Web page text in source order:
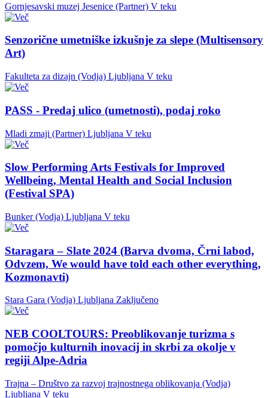
Gornjesavski muzej Jesenice (Partner) V teku
Senzorične umetniške izkušnje za slepe (Multisensory
Art)
Fakulteta za dizajn (Vodja) Ljubljana V teku
PASS - Predaj ulico (umetnosti), podaj roko
Mladi zmaji (Partner) Ljubljana V teku
Slow Performing Arts Festivals for Improved
Wellbeing, Mental Health and Social Inclusion
(Festival SPA)
Bunker (Vodja) Ljubljana V teku
Staragara – Slate 2024 (Barva dvoma, Črni labod,
Odvzem, We would have told each other everything,
Kozmonavti)
Stara Gara (Vodja) Ljubljana Zaključeno
NEB COOLTOURS: Preoblikovanje turizma s
pomočjo kulturnih inovacij in skrbi za okolje v
regiji Alpe-Adria
Trajna – Društvo za razvoj trajnostnega oblikovanja (Vodja)
Ljubljana V teku